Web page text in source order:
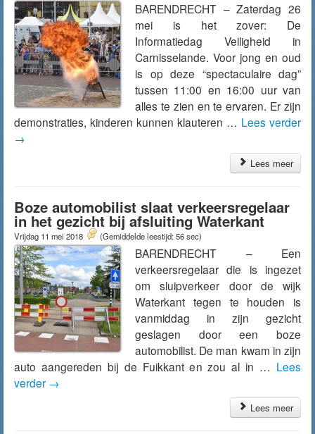
BARENDRECHT – Zaterdag 26
mei is het zover: De
Informatiedag Veiligheid in
Carnisselande. Voor jong en oud
is op deze “spectaculaire dag”
tussen 11:00 en 16:00 uur van
alles te zien en te ervaren. Er zijn
demonstraties, kinderen kunnen klauteren … Lees verder
→
Lees meer
Boze automobilist slaat verkeersregelaar
in het gezicht bij afsluiting Waterkant
Vrijdag 11 mei 2018 (Gemiddelde leestijd: 56 sec)
BARENDRECHT – Een
verkeersregelaar die is ingezet
om sluipverkeer door de wijk
Waterkant tegen te houden is
vanmiddag in zijn gezicht
geslagen door een boze
automobilist. De man kwam in zijn
auto aangereden bij de Fuikkant en zou al in … Lees
verder →
Lees meer